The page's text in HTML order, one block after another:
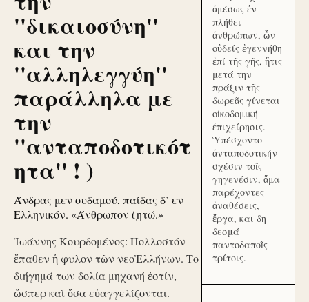
''δικαιοσύνη''
και την
''αλληλεγγύη''
παράλληλα με
την
''ανταποδοτικότ
ητα'' ! )
Άνδρας μεν ουδαμού, παίδας δ’ εν
Ελληνικόν. «Άνθρωπον ζητώ.»
Ἰωάννης Κουρδομένος: Πολλοστόν
ἔπαθεν ἡ φυλον τῶν νεοἙλλήνων. Το
διήγημά των δολία μηχανή ἐστίν,
ὥσπερ καὶ ὅσα εὐαγγελίζονται.
ἀμέσως ἐν
πλήθει
ἀνθρώπων, ὧν
οὐδείς ἐγεννήθη
ἐπί τῆς γῆς, ἥτις
μετά την
πράξιν τῆς
δωρεᾶς γίνεται
οἰκοδομική
ἐπιχείρησις.
Ὑπέσχοντο
ἀνταποδοτικήν
σχέσιν τοῖς
γηγενέσιν, ἅμα
παρέχοντες
ἀναθέσεις,
ἔργα, και δη
δεσμά
παντοδαποῖς
τρίτοις.